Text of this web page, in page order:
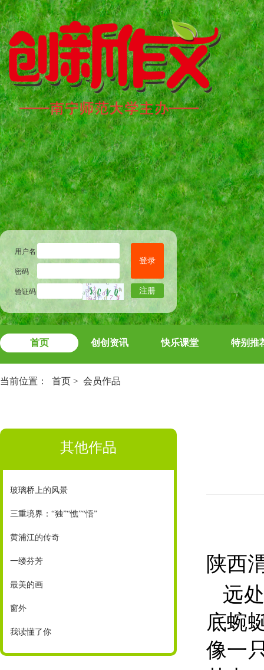
用户名
密码
验证码
登录
注册
首页 创创资讯 快乐课堂 特别推
当前位置： 首页 > 会员作品
其他作品
玻璃桥上的风景
三重境界：“独”“憔”“悟”
黄浦江的传奇
一缕芬芳
最美的画
窗外
我读懂了你
陕西
远
底蜿
像一